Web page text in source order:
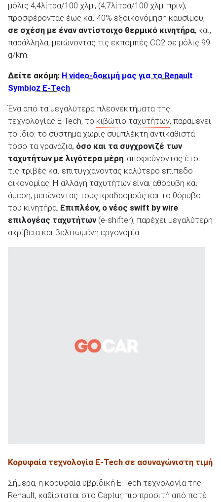
μόλις 4,4λίτρα/100 χλμ., (4,7λίτρα/100 χλμ. πριν),
προσφέροντας έως και 40% εξοικονόμηση καυσίμου,
σε σχέση με έναν αντίστοιχο θερμικό κινητήρα, και,
παράλληλα, μειώνοντας τις εκπομπές CO2 σε μόλις 99
g/km.
Δείτε ακόμη: Η video-δοκιμή μας για το Renault
Symbioz E-Tech
Ένα από τα μεγαλύτερα πλεονεκτήματα της
τεχνολογίας E-Tech, το κιβώτιο ταχυτήτων, παραμένει
το ίδιο: το σύστημα χωρίς συμπλέκτη αντικαθιστά
τόσο τα γρανάζια, όσο και τα συγχρονιζέ των
ταχυτήτων με λιγότερα μέρη, αποφεύγοντας έτσι
τις τριβές και επιτυγχάνοντας καλύτερο επίπεδο
οικονομίας. Η αλλαγή ταχυτήτων είναι αθόρυβη και
άμεση, μειώνοντας τους κραδασμούς και το θόρυβο
του κινητήρα. Επιπλέον, ο νέος swift by wire
επιλογέας ταχυτήτων(e-shifter), παρέχει μεγαλύτερη
ακρίβεια και βελτιωμένη εργονομία
Κορυφαία τεχνολογία E-Tech σε ασυναγώνιστη τιμή
Σήμερα, η κορυφαία υβριδική E-Tech τεχνολογία της
Renault, καθίσταται στο Captur, πιο προσιτή από ποτέ